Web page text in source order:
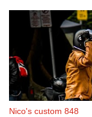
Nico's custom 848